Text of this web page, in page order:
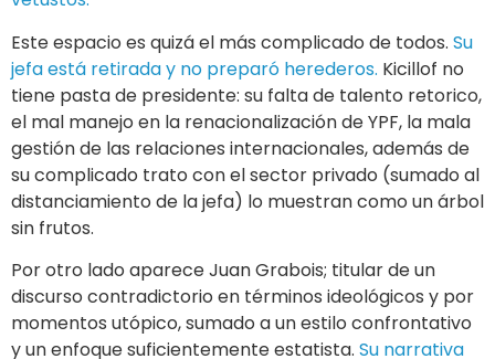
Este espacio es quizá el más complicado de todos. Su
jefa está retirada y no preparó herederos. Kicillof no
tiene pasta de presidente: su falta de talento retorico,
el mal manejo en la renacionalización de YPF, la mala
gestión de las relaciones internacionales, además de
su complicado trato con el sector privado (sumado al
distanciamiento de la jefa) lo muestran como un árbol
sin frutos.
Por otro lado aparece Juan Grabois; titular de un
discurso contradictorio en términos ideológicos y por
momentos utópico, sumado a un estilo confrontativo
y un enfoque suficientemente estatista. Su narrativa